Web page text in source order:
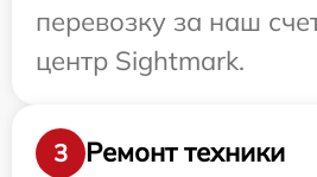
перевозку за наш
центр Sightmark.
3
Ремонт техники